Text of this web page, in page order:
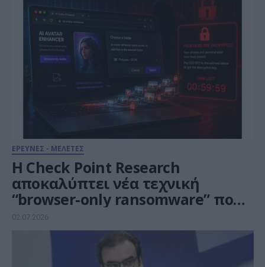
ΕΡΕΥΝΕΣ - ΜΕΛΕΤΕΣ
Η Check Point Research
αποκαλύπτει νέα τεχνική
“browser-only ransomware” που
αξιοποιεί την τεχνητή
νοημοσύνη
02.07.2026